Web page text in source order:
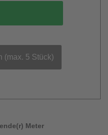
(max. 5 Stück)
Meter